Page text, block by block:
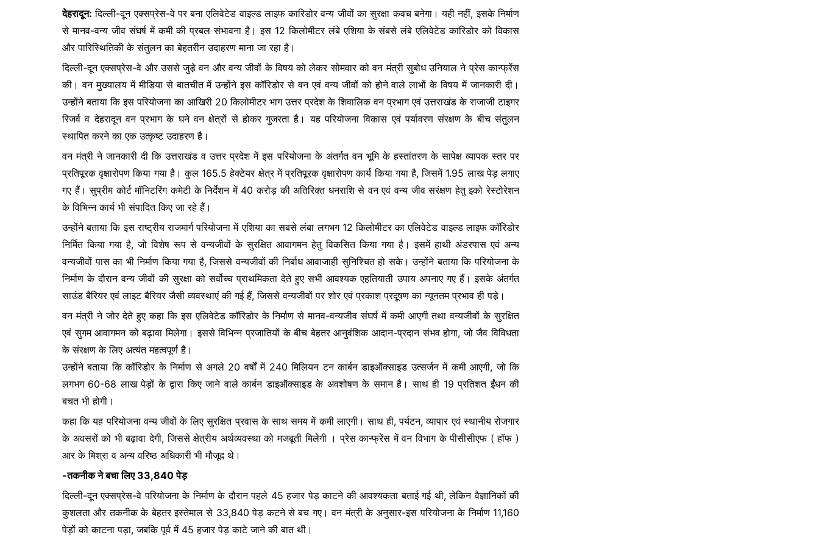
k
er
देहरादून: दिल्ली-दून एक्सप्रेस-वे पर बना एलिवेटेड वाइल्ड लाइफ कारिडोर वन्य जीवों का सुरक्षा कवच बनेगा। यही नहीं, इसके निर्माण
से मानव-वन्य जीव संघर्ष में कमी की प्रबल संभावना है। इस 12 किलोमीटर लंबे एशिया के संबसे लंबे एलिवेटेड कारिडोर को विकास
और पारिस्थितिकी के संतुलन का बेहतरीन उदाहरण माना जा रहा है।
दिल्ली-दून एक्सप्रेस-वे और उससे जुडे़ वन और वन्य जीवों के विषय को लेकर सोमवार को वन मंत्री सुबोध उनियाल ने प्रेस कान्फ्रेंस
की। वन मुख्यालय में मीडिया से बातचीत में उन्होंने इस कॉरिडोर से वन एवं वन्य जीवों को होने वाले लाभों के विषय में जानकारी दी।
उन्होंने बताया कि इस परियोजना का आखिरी 20 किलोमीटर भाग उत्तर प्रदेश के शिवालिक वन प्रभाग एवं उत्तराखंड के राजाजी टाइगर
रिजर्व व देहरादून वन प्रभाग के घने वन क्षेत्रों से होकर गुजरता है। यह परियोजना विकास एवं पर्यावरण संरक्षण के बीच संतुलन
स्थापित करने का एक उत्कृष्ट उदाहरण है।
वन मंत्री ने जानकारी दी कि उत्तराखंड व उत्तर प्रदेश में इस परियोजना के अंतर्गत वन भूमि के हस्तांतरण के सापेक्ष व्यापक स्तर पर
प्रतिपूरक वृक्षारोपण किया गया है। कुल 165.5 हेक्टेयर क्षेत्र में प्रतिपूरक वृक्षारोपण कार्य किया गया है, जिसमें 1.95 लाख पेड़ लगाए
गए हैं। सुप्रीम कोर्ट मॉनिटरिंग कमेटी के निर्देशन में 40 करोड़ की अतिरिक्त धनराशि से वन एवं वन्य जीव सरंक्षण हेतु इको रेस्टोरेशन
के विभिन्न कार्य भी संपादित किए जा रहे हैं।
उन्होंने बताया कि इस राष्ट्रीय राजमार्ग परियोजना में एशिया का सबसे लंबा लगभग 12 किलोमीटर का एलिवेटेड वाइल्ड लाइफ कॉरिडोर
निर्मित किया गया है, जो विशेष रूप से वन्यजीवों के सुरक्षित आवागमन हेतु विकसित किया गया है। इसमें हाथी अंडरपास एवं अन्य
वन्यजीवों पास का भी निर्माण किया गया है, जिससे वन्यजीवों की निर्बाध आवाजाही सुनिश्चित हो सके। उन्होंने बताया कि परियोजना के
निर्माण के दौरान वन्य जीवों की सुरक्षा को सर्वोच्च प्राथमिकता देते हुए सभी आवश्यक एहतियाती उपाय अपनाए गए हैं। इसके अंतर्गत
साउंड बैरियर एवं लाइट बैरियर जैसी व्यवस्थाएं की गई हैं, जिससे वन्यजीवों पर शोर एवं प्रकाश प्रदूषण का न्यूनतम प्रभाव ही पडे़।
वन मंत्री ने जोर देते हुए कहा कि इस एलिवेटेड कॉरिडोर के निर्माण से मानव-वन्यजीव संघर्ष में कमी आएगी तथा वन्यजीवों के सुरक्षित
एवं सुगम आवागमन को बढ़ावा मिलेगा। इससे विभिन्न प्रजातियों के बीच बेहतर आनुवंशिक आदान-प्रदान संभव होगा, जो जैव विविधता
के संरक्षण के लिए अत्यंत महत्वपूर्ण है।
उन्होंने बताया कि कॉरिडोर के निर्माण से अगले 20 वर्षों में 240 मिलियन टन कार्बन डाइऑक्साइड उत्सर्जन में कमी आएगी, जो कि
लगभग 60-68 लाख पेड़ों के द्वारा किए जाने वाले कार्बन डाइऑक्साइड के अवशोषण के समान है। साथ ही 19 प्रतिशत ईंधन की
बचत भी होगी।
कहा कि यह परियोजना वन्य जीवों के लिए सुरक्षित प्रवास के साथ समय में कमी लाएगी। साथ ही, पर्यटन, व्यापार एवं स्थानीय रोजगार
के अवसरों को भी बढ़ावा देगी, जिससे क्षेत्रीय अर्थव्यवस्था को मजबूती मिलेगी । प्रेस कान्फ्रेंस में वन विभाग के पीसीसीएफ ( हॉफ )
आर के मिश्रा व अन्य वरिष्ठ अधिकारी भी मौजूद थे।
-तकनीक ने बचा लिए 33,840 पेड़
दिल्ली-दून एक्सप्रेस-वे परियोजना के निर्माण के दौरान पहले 45 हजार पेड़ काटने की आवश्यकता बताई गई थी, लेकिन वैज्ञानिकों की
कुशलता और तकनीक के बेहतर इस्तेमाल से 33,840 पेड़ कटने से बच गए। वन मंत्री के अनुसार-इस परियोजना के निर्माण 11,160
पेड़ों को काटना पड़ा, जबकि पूर्व में 45 हजार पेड़ काटे जाने की बात थी।